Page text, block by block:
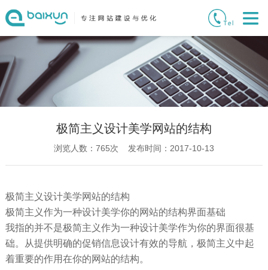
极简主义设计美学网站的结构
浏览人数： 765次 发布时间：2017-10-13
极简主义设计美学网站的结构
极简主义作为一种设计美学你的网站的结构界面基础
我指的并不是极简主义作为一种设计美学作为你的界面很基
础。从提供明确的促销信息设计有效的导航，极简主义中起
着重要的作用在你的网站的结构。